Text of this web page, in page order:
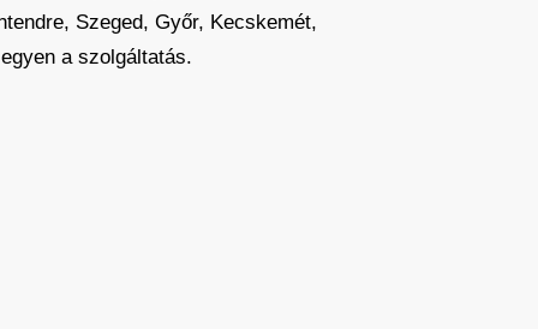
Szeged, Győr, Kecskemét,
a szolgáltatás.